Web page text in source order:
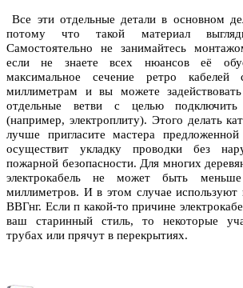
Все эти отдельные детали в основном
потому что такой материал
Самостоятельно не занимайтесь
если не знаете всех нюансов её
максимальное сечение ретро кабелей
миллиметрам и вы можете
отдельные ветви с целью
(например, электроплиту). Этого делать
лучше пригласите мастера
осуществит укладку проводки без
пожарной безопасности. Для многих
электрокабель не может быть
миллиметров. И в этом случае
ВВГнг. Если п какой-то причине
ваш старинный стиль, то некоторые
трубах или прячут в перекрытиях.